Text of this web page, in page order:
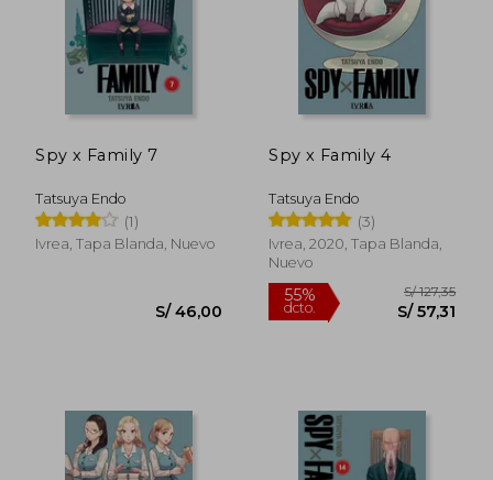
55%
dcto. S/ 57,31 S/
Spy x Family 7
Tatsuya Endo
(1)
Ivrea, Tapa Blanda, Nuevo
Spy x Family 4
Tatsuya Endo
(3)
Ivrea, 2020, Tapa Blanda,
Nuevo